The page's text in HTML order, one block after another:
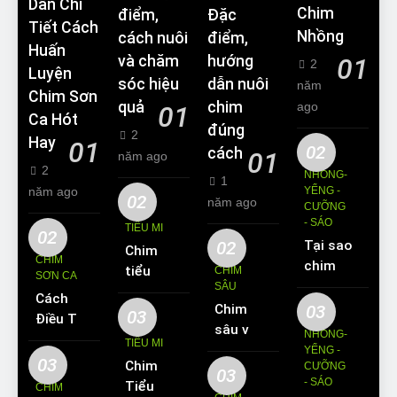
Dẫn Chi
Tiết Cách
Huấn
Luyện
Chim Sơn
Ca Hót
Hay
01
2
năm ago
02
CHIM
SƠN CA
Cách
Điều Trị
Hiệu
Quả
Các
03
CHIM
điểm,
cách nuôi
và chăm
sóc hiệu
quả
01
2
năm ago
02
TIỂU MI
Chim
tiểu mi
ăn gì?
Kinh
nghiệm
chim
tiểu mi
03
TIỂU MI
Chim
Tiểu Mi
Đặc
điểm,
hướng
dẫn nuôi
chim
đúng
cách 01
1
năm ago
02
CHIM
SÂU
Chim
sâu và
những
thông
tin cơ
03
Chim
Nhồng
01
2
năm
ago
02
NHỒNG-
YỂNG -
CƯỠNG
- SÁO
Tại sao
chim
Sáo lại
được
yêu
thích
nuôi
làm thú
03
NHỒNG-
YỂNG -
CƯỠNG
- SÁO